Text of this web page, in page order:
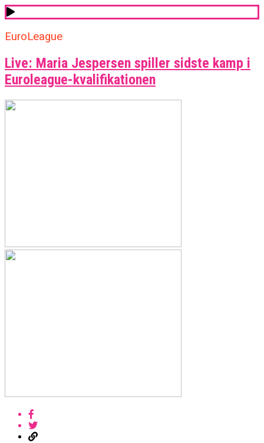
EuroLeague
Live: Maria Jespersen spiller sidste kamp i
Euroleague-kvalifikationen